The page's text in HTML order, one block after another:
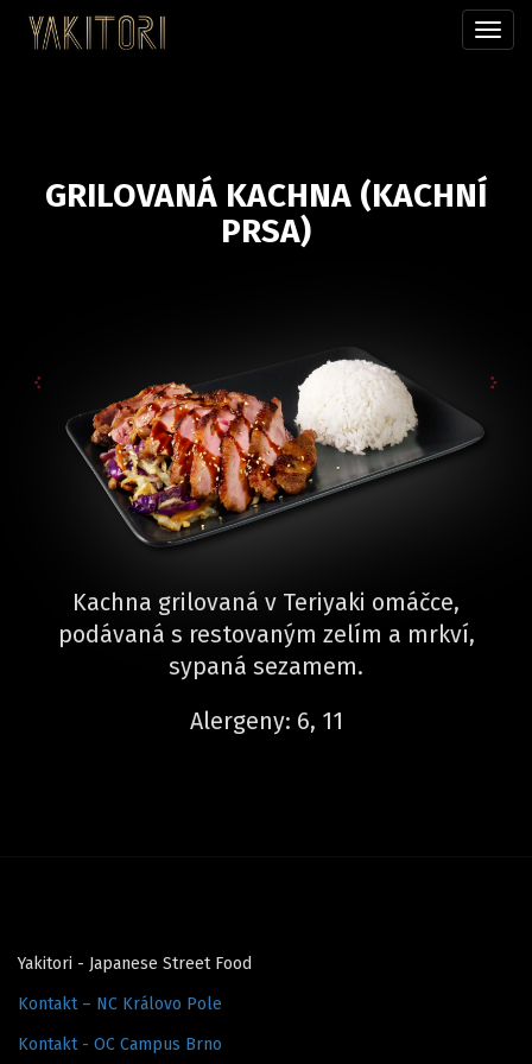
menu
GRILOVANÁ KACHNA (KACHNÍ
PRSA)
Kachna grilovaná v Teriyaki omáčce,
podávaná s restovaným zelím a mrkví,
sypaná sezamem.
Alergeny: 6, 11
Yakitori - Japanese Street Food
Kontakt – NC Královo Pole
Kontakt - OC Campus Brno